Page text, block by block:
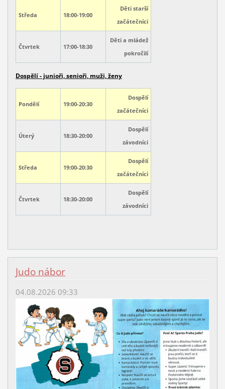
Středa 18:00-19:00
Děti starší
začátečníci
Čtvrtek 17:00-18:30
Děti a mládež
pokročilí
Dospělí - junioři, senioři, muži, ženy
Pondělí 19:00-20:30
Dospělí
začátečníci
Úterý 18:30-20:00
Dospělí
závodníci
Středa 19:00-20:30
Dospělí
začátečníci
Čtvrtek 18:30-20:00
Dospělí
závodníci
Judo nábor
04.08.2026 09:33